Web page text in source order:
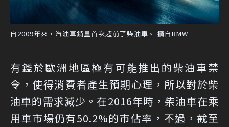
自2009年來，汽油車銷量首次超前了柴油車。 摘自BMW
有鑑於歐洲地區極有可能推出的柴油車禁
令，使得消費者產生預期心理，所以對於柴
油車的需求減少。在2016年時，柴油車在乘
用車市場仍有50.2%的市佔率，不過，截至